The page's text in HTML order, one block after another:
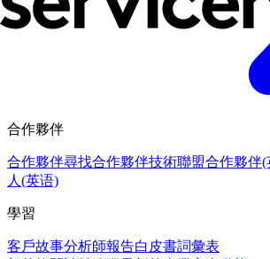
合作夥伴
合作夥伴尋找合作夥伴技術聯盟合作夥伴(
人(英语)
學習
客戶故事分析師報告白皮書詞彙表